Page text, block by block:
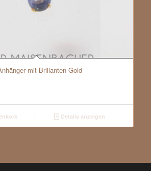
mit Brillanten Gold
Details anzeigen